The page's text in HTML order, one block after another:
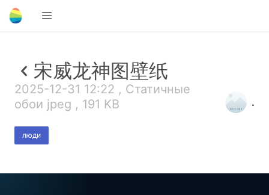
宋威龙神图壁纸
2025-12-31 12:22 , Статичные
обои jpeg , 191 KB
люди
.